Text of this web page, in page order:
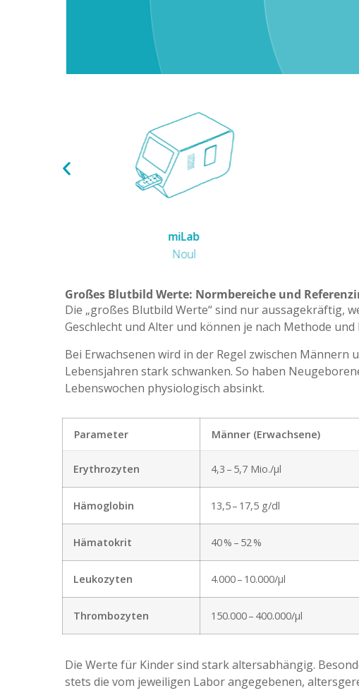
Pixcell
Großes Blutbild Werte: Normbereiche und
Die „großes Blutbild Werte“ sind nur aussagekräftig,
Geschlecht und Alter und können je nach Methode
Bei Erwachsenen wird in der Regel zwischen
Lebensjahren stark schwanken. So haben
Lebenswochen physiologisch absinkt.
Parameter Männer (Erwachsene)
Erythrozyten 4,3 – 5,7 Mio./µl
Hämoglobin 13,5 – 17,5 g/dl
Hämatokrit 40 % – 52 %
Leukozyten 4.000 – 10.000/µl
Thrombozyten 150.000 – 400.000/µl
Die Werte für Kinder sind stark altersabhängig.
stets die vom jeweiligen Labor angegebenen,